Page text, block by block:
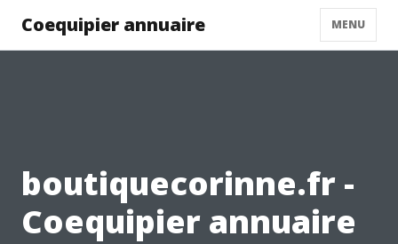
Coequipier annuaire MENU
boutiquecorinne.fr -
Coequipier annuaire